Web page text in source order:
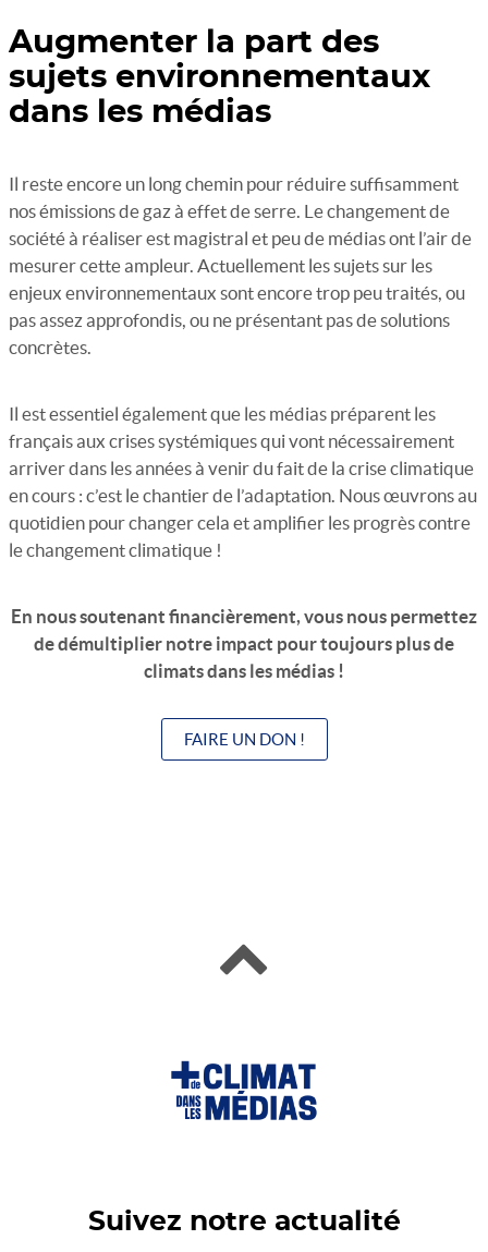
Augmenter la part des
sujets environnementaux
dans les médias
Il reste encore un long chemin pour réduire suffisamment
nos émissions de gaz à effet de serre. Le changement de
société à réaliser est magistral et peu de médias ont l’air de
mesurer cette ampleur. Actuellement les sujets sur les
enjeux environnementaux sont encore trop peu traités, ou
pas assez approfondis, ou ne présentant pas de solutions
concrètes.
Il est essentiel également que les médias préparent les
français aux crises systémiques qui vont nécessairement
arriver dans les années à venir du fait de la crise climatique
en cours : c’est le chantier de l’adaptation. Nous œuvrons au
quotidien pour changer cela et amplifier les progrès contre
le changement climatique !
En nous soutenant financièrement, vous nous permettez
de démultiplier notre impact pour toujours plus de
climats dans les médias !
FAIRE UN DON !
Suivez notre actualité